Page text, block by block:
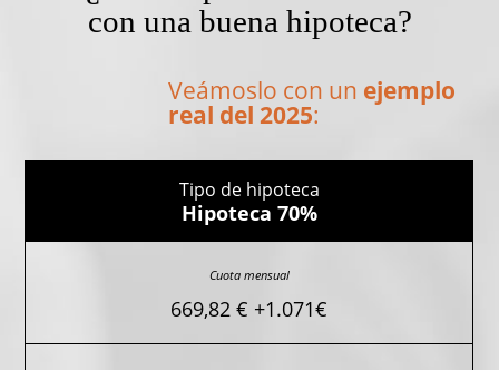
con una buena hipoteca?
Veámoslo con un ejemplo
real del 2025:
Hipoteca 70%
669,82 € +1.071€